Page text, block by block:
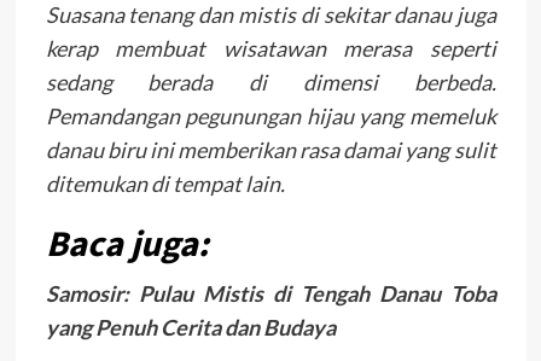
Suasana tenang dan mistis di sekitar danau juga
kerap membuat wisatawan merasa seperti
sedang berada di dimensi berbeda.
Pemandangan pegunungan hijau yang memeluk
danau biru ini memberikan rasa damai yang sulit
ditemukan di tempat lain.
Baca juga:
Samosir: Pulau Mistis di Tengah Danau Toba
yang Penuh Cerita dan Budaya